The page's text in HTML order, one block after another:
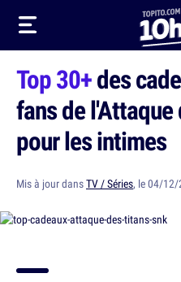
Top 30+des
fans de l'Attaque
pour les intimes
Mis à jour dansTV / Séries, le 04/